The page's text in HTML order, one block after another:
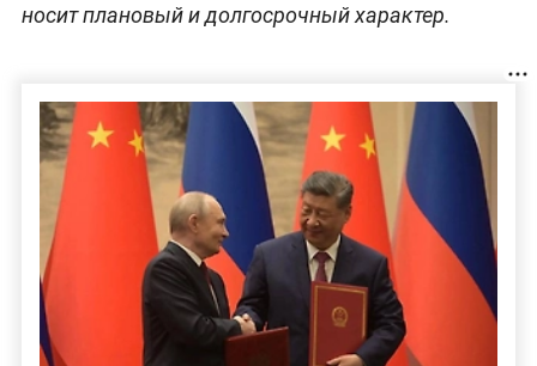
носит плановый и долгосрочный характер.